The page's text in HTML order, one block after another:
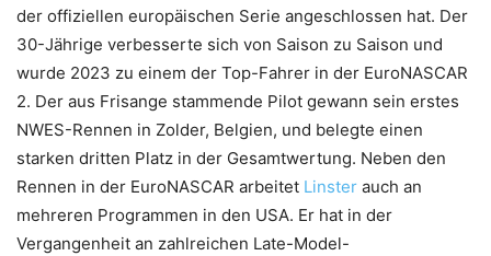
der offiziellen europäischen Serie angeschlossen hat. Der
30-Jährige verbesserte sich von Saison zu Saison und
wurde 2023 zu einem der Top-Fahrer in der EuroNASCAR
2. Der aus Frisange stammende Pilot gewann sein erstes
NWES-Rennen in Zolder, Belgien, und belegte einen
starken dritten Platz in der Gesamtwertung. Neben den
Rennen in der EuroNASCAR arbeitet Linster auch an
mehreren Programmen in den USA. Er hat in der
Vergangenheit an zahlreichen Late-Model-